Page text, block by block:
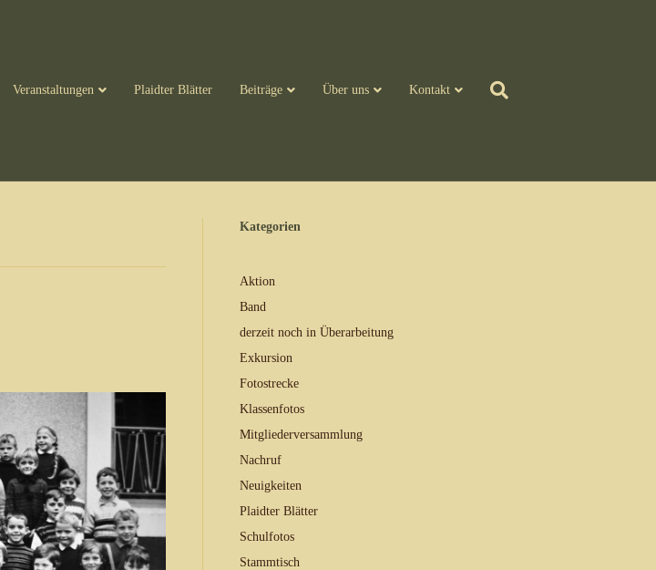
Veranstaltungen Plaidter Blätter Beiträge Über uns Kontakt
Kategorien
Aktion
Band
derzeit noch in Überarbeitung
Exkursion
Fotostrecke
Klassenfotos
Mitgliederversammlung
Nachruf
Neuigkeiten
Plaidter Blätter
Schulfotos
Stammtisch